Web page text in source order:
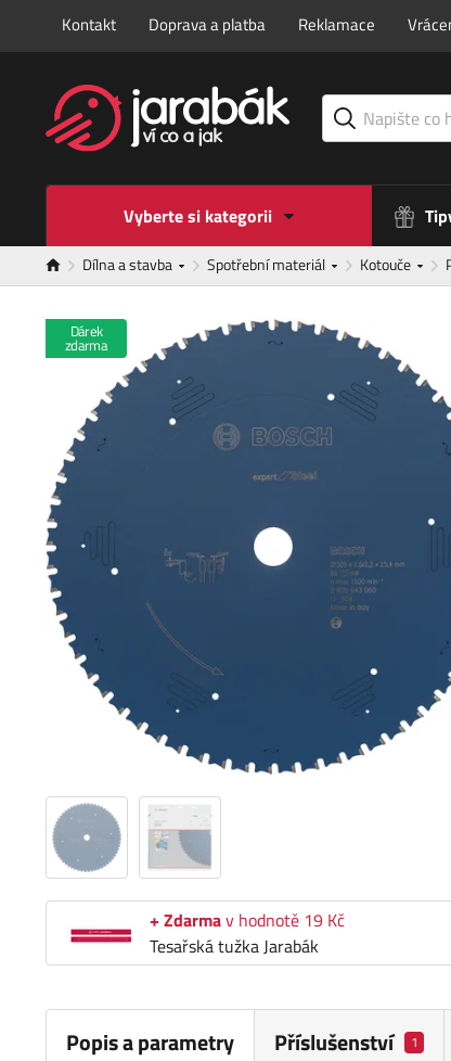
Kontakt Doprava a platba Reklamace
Vyberte si kategorii
Dílna a stavba Spotřební materiál Kotouče
Dárek
zdarma
+ Zdarmav hodnotě 19 Kč
Tesařská tužka Jarabák
Popis a parametry Příslušenství 1